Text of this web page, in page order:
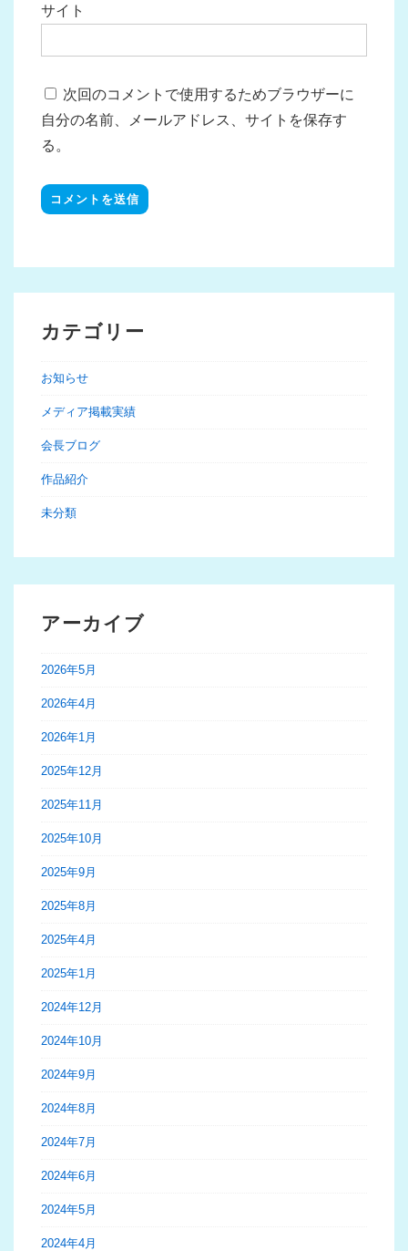
サイト
次回のコメントで使用するためブラウザーに
自分の名前、メールアドレス、サイトを保存す
る。
カテゴリー
お知らせ
メディア掲載実績
会長ブログ
作品紹介
未分類
アーカイブ
2026年5月
2026年4月
2026年1月
2025年12月
2025年11月
2025年10月
2025年9月
2025年8月
2025年4月
2025年1月
2024年12月
2024年10月
2024年9月
2024年8月
2024年7月
2024年6月
2024年5月
2024年4月